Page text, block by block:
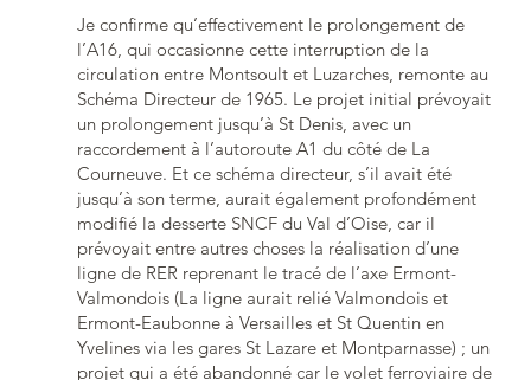
Je confirme qu’effectivement le prolongement de
l’A16, qui occasionne cette interruption de la
circulation entre Montsoult et Luzarches, remonte au
Schéma Directeur de 1965. Le projet initial prévoyait
un prolongement jusqu’à St Denis, avec un
raccordement à l’autoroute A1 du côté de La
Courneuve. Et ce schéma directeur, s’il avait été
jusqu’à son terme, aurait également profondément
modifié la desserte SNCF du Val d’Oise, car il
prévoyait entre autres choses la réalisation d’une
ligne de RER reprenant le tracé de l’axe Ermont-
Valmondois (La ligne aurait relié Valmondois et
Ermont-Eaubonne à Versailles et St Quentin en
Yvelines via les gares St Lazare et Montparnasse) ; un
projet qui a été abandonné car le volet ferroviaire de